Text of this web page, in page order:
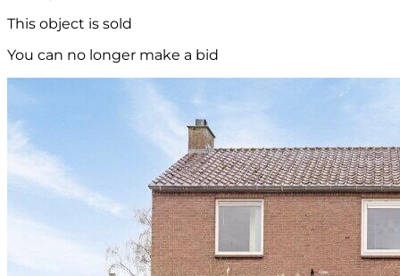
This object is sold
You can no longer make a bid